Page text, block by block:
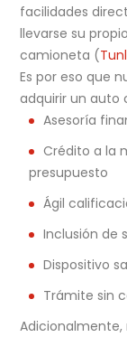
facilidades
llevarse su
camioneta (
Es por eso que
adquirir un auto
Asesoría
Crédito a la
presupuesto
Ágil
Inclusión de
Dispositivo
Trámite sin